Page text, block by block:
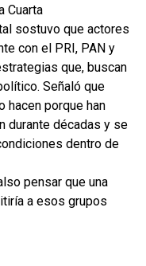
Cuarta
sostuvo que actores
con el PRI, PAN y
que, buscan
Señaló que
hacen porque han
durante décadas y se
dentro de
pensar que una
a esos grupos